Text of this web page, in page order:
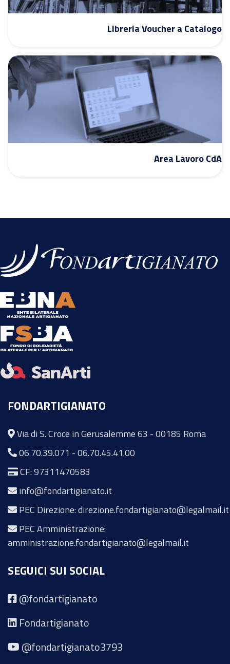
Libreria Voucher a Catalogo
Area Lavoro CdA
FONDARTIGIANATO
Via di S. Croce in Gerusalemme 63 - 00185 Roma
06.70.39.071 -06.70.45.41.00
CF: 97311470583
info@fondartigianato.it
PEC Direzione: direzione.fondartigianato@legalmail.it
PEC Amministrazione:
amministrazione.fondartigianato@legalmail.it
SEGUICI SUI SOCIAL
@fondartigianato
Fondartigianato
@fondartigianato3793